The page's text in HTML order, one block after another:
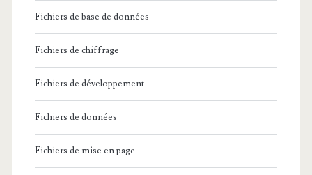
Fichiers de base de données
Fichiers de chiffrage
Fichiers de développement
Fichiers de données
Fichiers de mise en page